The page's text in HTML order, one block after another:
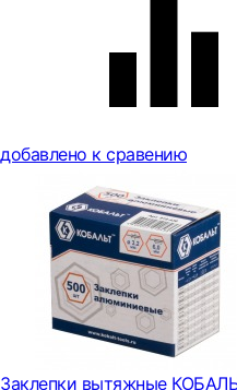
добавлено к сравению
Заклепки вытяжные